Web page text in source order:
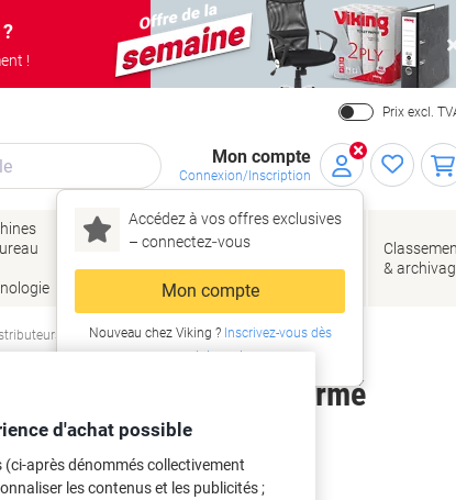
!
Prix excl.
Mon compte
Connexion/Inscription
Accédez à vos offres exclusives
– connectez‑vous
Mon compte
Nouveau chez Viking ?Inscrivez-vous dès
maintenant
Encres
Papier,
enveloppes
&
emballage
de bureau
&
de papier toilette
Jumbo blanc T2 fermé
d'achat possible
après dénommés collectivement
les contenus et les publicités ;